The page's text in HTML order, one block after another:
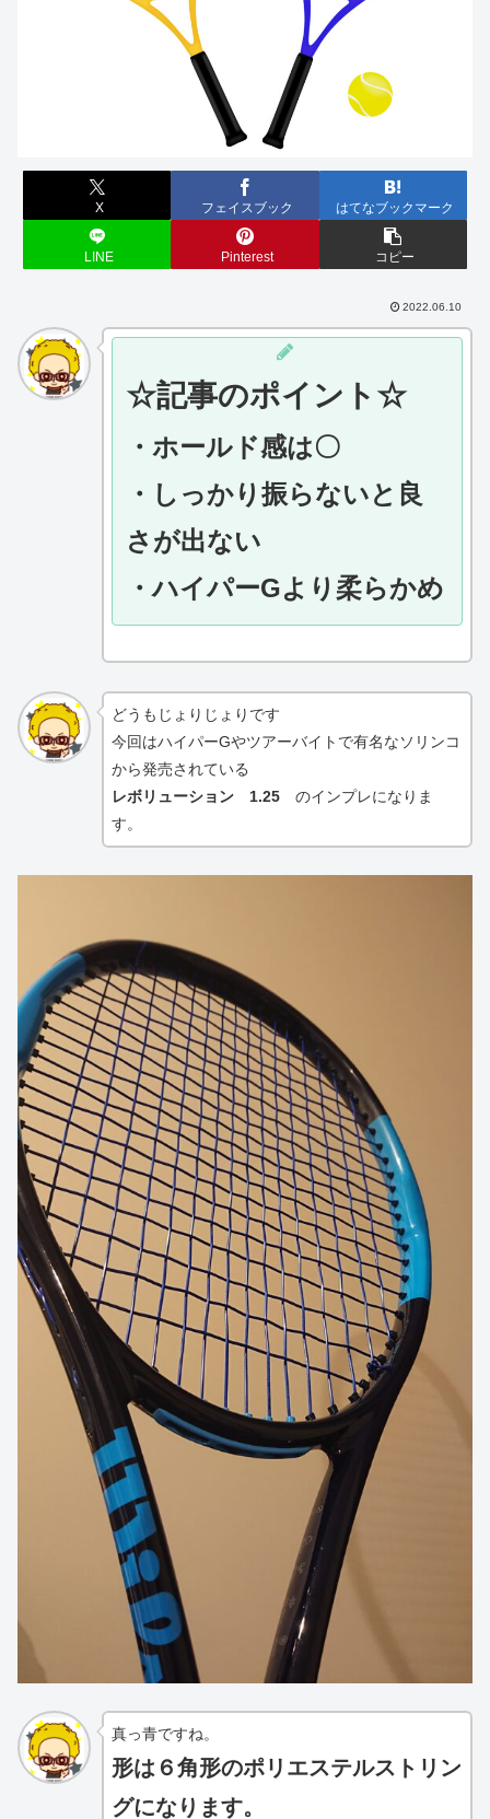
X フェイスブック はてなブックマーク
LINE Pinterest コピー
2022.06.10
☆記事のポイント☆
・ホールド感は〇
・しっかり振らないと良
さが出ない
・ハイパーGより柔らかめ
どうもじょりじょりです
今回はハイパーGやツアーバイトで有名なソリンコ
から発売されている
レボリューション 1.25のインプレになりま
す。
真っ青ですね。
形は６角形のポリエステルストリン
グになります。